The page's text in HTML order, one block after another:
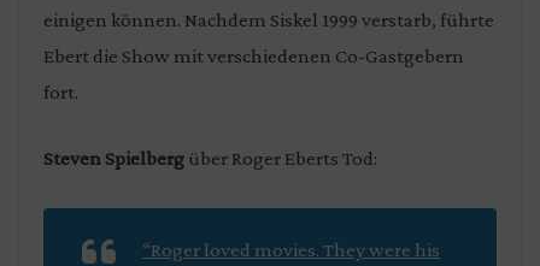
einigen können. Nachdem Siskel 1999 verstarb, führte
Ebert die Show mit verschiedenen Co-Gastgebern
fort.
Steven Spielberg über Roger Eberts Tod:
“Roger loved movies. They were his